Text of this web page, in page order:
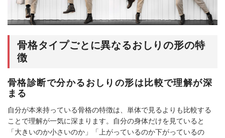
骨格タイプごとに異なるおしりの形の特
徴
骨格診断で分かるおしりの形は比較で理解が深
まる
自分が本来持っている骨格の特徴は、単体で見るよりも比較する
ことで理解が一気に深まります。自分の身体だけを見ていると
「大きいのか小さいのか」「上がっているのか下がっているの